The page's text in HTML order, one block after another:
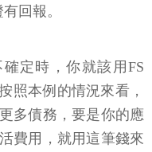
回報。
定時，你就該用FS
照本例的情況來看，
多債務，要是你的應
費用，就用這筆錢來